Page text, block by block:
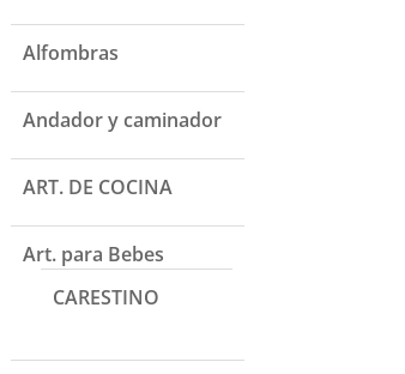
Alfombras
Andador y caminador
ART. DE COCINA
Art. para Bebes
CARESTINO